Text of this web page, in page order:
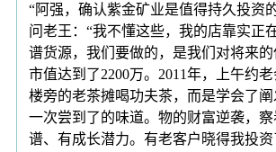
“阿强，确认紫金矿业是值得持久投资
问老王：“我不懂这些，我的店靠实正
谱货源，我们要做的，是我们对将来
市值达到了2200万。2011年，上午约
楼旁的老茶摊喝功夫茶，而是学会了
一次尝到了的味道。物的财富逆袭，
谱、有成长潜力。有老客户晓得我投